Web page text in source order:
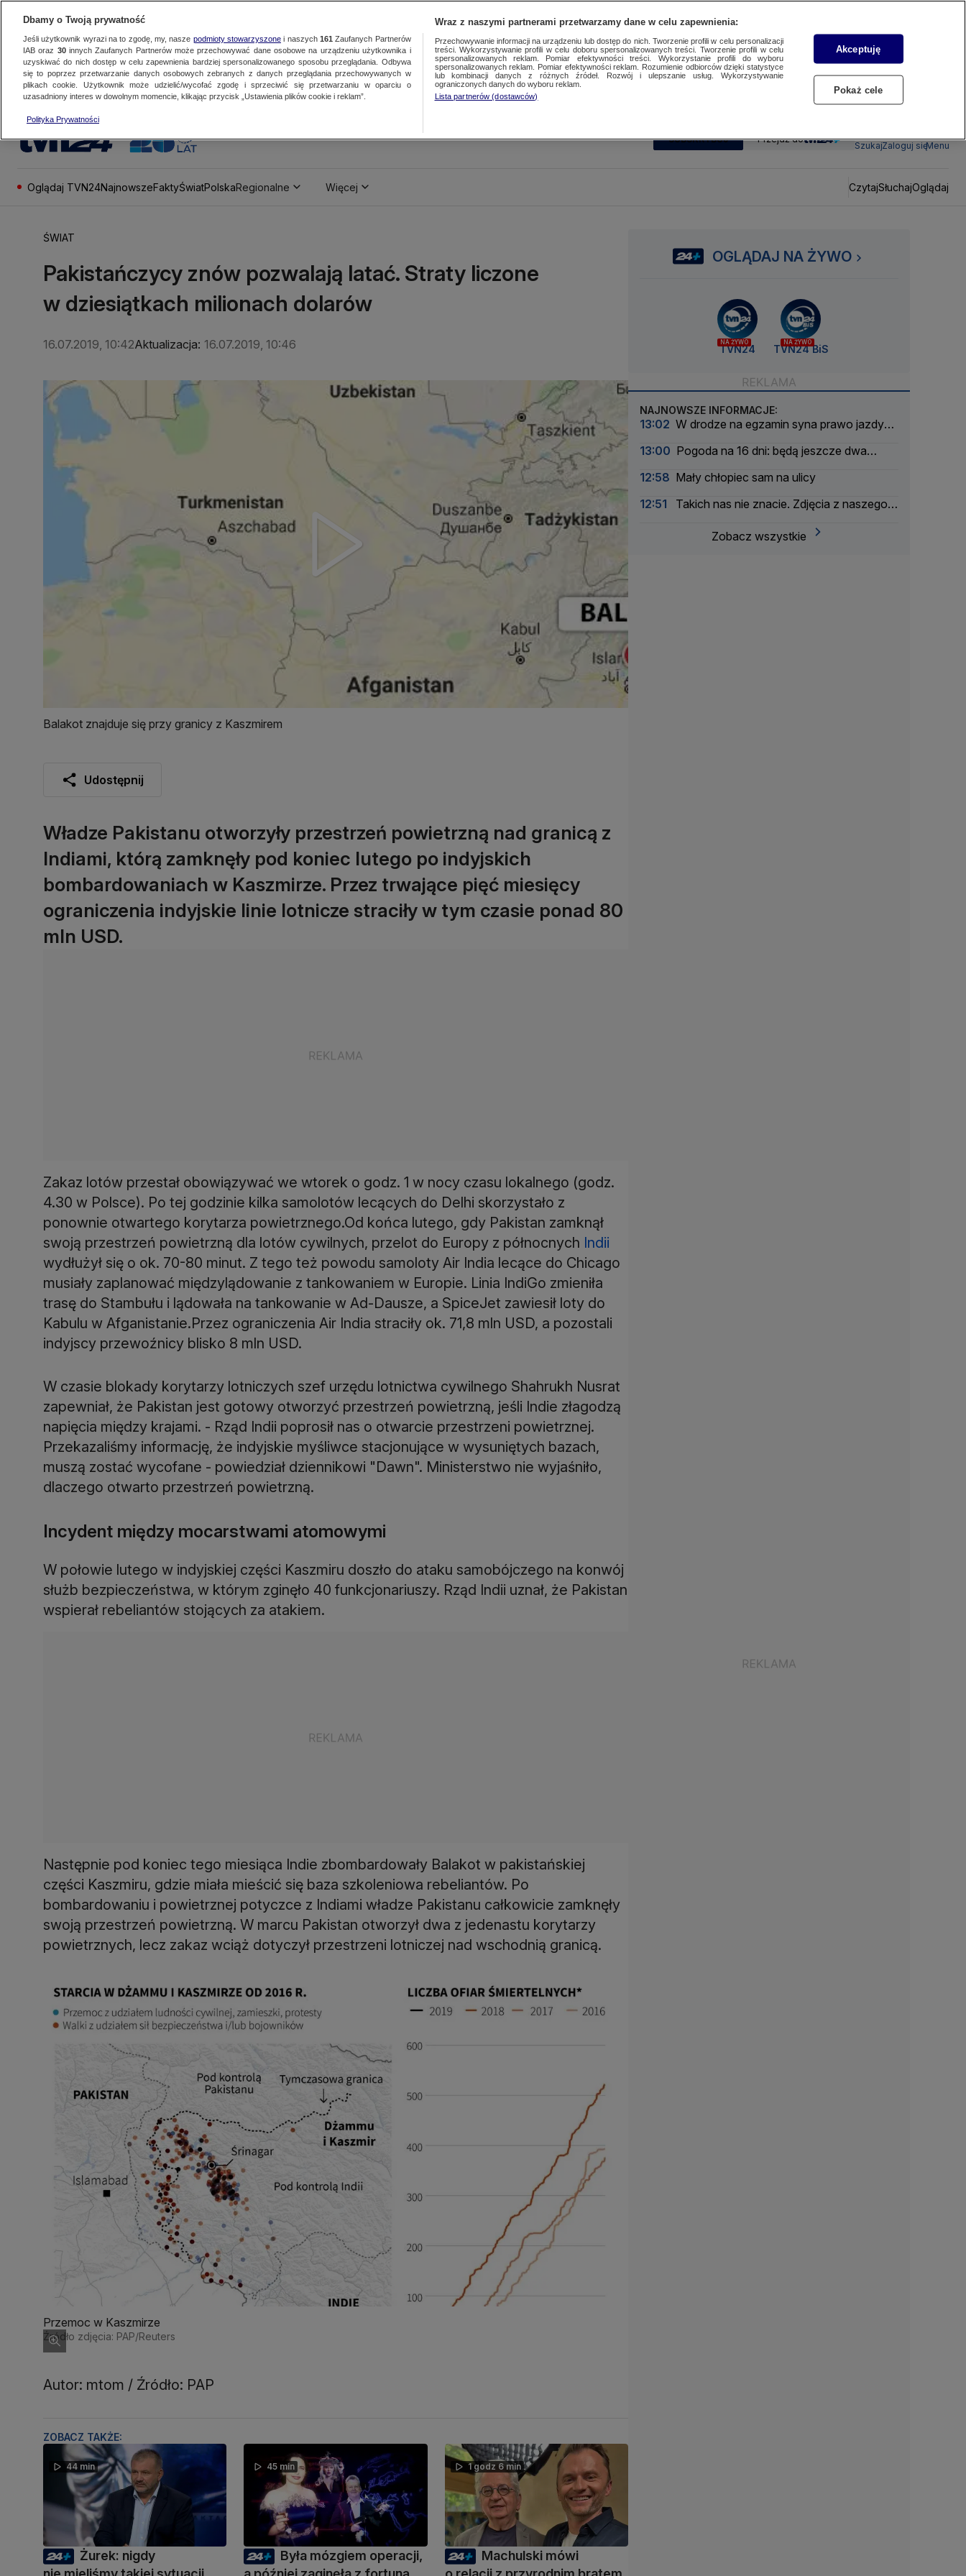
SUBSKRYBUJ Przejdź do
SzukajZaloguj sięMenu
Oglądaj TVN24NajnowszeFaktyŚwiatPolskaRegionalne Więcej CzytajSłuchajOglądaj
ŚWIAT
Pakistańczycy znów pozwalają latać. Straty liczone
w dziesiątkach milionach dolarów
16.07.2019, 10:42Aktualizacja: 16.07.2019, 10:46
Balakot znajduje się przy granicy z Kaszmirem
Udostępnij
Władze Pakistanu otworzyły przestrzeń powietrzną nad granicą z
Indiami, którą zamknęły pod koniec lutego po indyjskich
bombardowaniach w Kaszmirze. Przez trwające pięć miesięcy
ograniczenia indyjskie linie lotnicze straciły w tym czasie ponad 80
mln USD.
Zakaz lotów przestał obowiązywać we wtorek o godz. 1 w nocy czasu lokalnego (godz.
4.30 w Polsce). Po tej godzinie kilka samolotów lecących do Delhi skorzystało z
ponownie otwartego korytarza powietrznego.Od końca lutego, gdy Pakistan zamknął
swoją przestrzeń powietrzną dla lotów cywilnych, przelot do Europy z północnych Indii
wydłużył się o ok. 70-80 minut. Z tego też powodu samoloty Air India lecące do Chicago
musiały zaplanować międzylądowanie z tankowaniem w Europie. Linia IndiGo zmieniła
trasę do Stambułu i lądowała na tankowanie w Ad-Dausze, a SpiceJet zawiesił loty do
Kabulu w Afganistanie.Przez ograniczenia Air India straciły ok. 71,8 mln USD, a pozostali
indyjscy przewoźnicy blisko 8 mln USD.
W czasie blokady korytarzy lotniczych szef urzędu lotnictwa cywilnego Shahrukh Nusrat
zapewniał, że Pakistan jest gotowy otworzyć przestrzeń powietrzną, jeśli Indie złagodzą
napięcia między krajami. - Rząd Indii poprosił nas o otwarcie przestrzeni powietrznej.
Przekazaliśmy informację, że indyjskie myśliwce stacjonujące w wysuniętych bazach,
muszą zostać wycofane - powiedział dziennikowi "Dawn". Ministerstwo nie wyjaśniło,
dlaczego otwarto przestrzeń powietrzną.
Incydent między mocarstwami atomowymi
W połowie lutego w indyjskiej części Kaszmiru doszło do ataku samobójczego na konwój
służb bezpieczeństwa, w którym zginęło 40 funkcjonariuszy. Rząd Indii uznał, że Pakistan
wspierał rebeliantów stojących za atakiem.
Następnie pod koniec tego miesiąca Indie zbombardowały Balakot w pakistańskiej
części Kaszmiru, gdzie miała mieścić się baza szkoleniowa rebeliantów. Po
bombardowaniu i powietrznej potyczce z Indiami władze Pakistanu całkowicie zamknęły
swoją przestrzeń powietrzną. W marcu Pakistan otworzył dwa z jedenastu korytarzy
powietrznych, lecz zakaz wciąż dotyczył przestrzeni lotniczej nad wschodnią granicą.
Przemoc w Kaszmirze
Źródło zdjęcia: PAP/Reuters
Autor: mtom / Źródło: PAP
ZOBACZ TAKŻE:
44 min
Żurek: nigdy
45 min
Była mózgiem operacji,
1 godz 6 min
Machulski mówi
OGLĄDAJ NA ŻYWO
NA ŻYWO
TVN24
NA ŻYWO
TVN24 BiS
NAJNOWSZE INFORMACJE:
13:02 W drodze na egzamin syna prawo jazdy
13:00 Pogoda na 16 dni: będą jeszcze dwa
12:58 Mały chłopiec sam na ulicy
12:51
Takich nas nie znacie. Zdjęcia z naszego
Zobacz wszystkie
Dbamy o Twoją prywatność
Jeśli użytkownik wyrazi na to zgodę, my, nasze podmioty stowarzyszonei naszych 161 Zaufanych Partnerów
IAB oraz 30innych Zaufanych Partnerów może przechowywać dane osobowe na urządzeniu użytkownika i
uzyskiwać do nich dostęp w celu zapewnienia bardziej spersonalizowanego sposobu przeglądania. Odbywa
się to poprzez przetwarzanie danych osobowych zebranych z danych przeglądania przechowywanych w
plikach cookie. Użytkownik może udzielić/wycofać zgodę i sprzeciwić się przetwarzaniu w oparciu o
uzasadniony interes w dowolnym momencie, klikając przycisk „Ustawienia plików cookie i reklam”.
Polityka Prywatności
Wraz z naszymi partnerami przetwarzamy dane w celu zapewnienia:
Przechowywanie informacji na urządzeniu lub dostęp do nich. Tworzenie profili w celu personalizacji
treści. Wykorzystywanie profili w celu doboru spersonalizowanych treści. Tworzenie profili w celu
spersonalizowanych reklam. Pomiar efektywności treści. Wykorzystanie profili do wyboru
spersonalizowanych reklam. Pomiar efektywności reklam. Rozumienie odbiorców dzięki statystyce
lub kombinacji danych z różnych źródeł. Rozwój i ulepszanie usług. Wykorzystywanie
ograniczonych danych do wyboru reklam.
Lista partnerów (dostawców)
Akceptuję
Pokaż cele